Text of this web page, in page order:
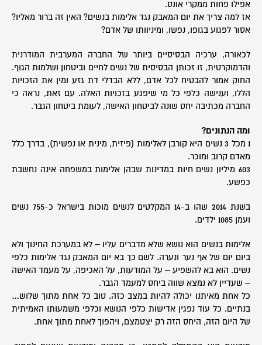
אפילו פחות ממקרי אונס.
אז למה צריך את יום המאבק נגד אלימות בנשים? האין זה ברור מאליו?
אסור לפגוע בגופו, נפשו, ומיניוותו של אדם?
לכאורה, ערכיה הבסיסיים ביותר של החברה המערבית המודרנית
והדמוקרטית, זו זכותן הבסיסית של נשים לחיים וביטחון ושלמות הגוף.
החוק אמור להבטיח לכל אדם, ללא הבדלי דת גזע ומין את הזכויות
הללו, וענישה כלפי כל מי שיפגע בזכויות האלה. עם זאת, נראה כי
החברה מכתיבה יחס שונה לביטחון האישה, לעומת ביטחון הגבר.
ומה הנתונים?
1 מכל 3 נשים היא קורבן לאלימות (פיזית, מינית או נפשית), בדרך כלל
מאדם קרוב ומוכר.
603 מיליון נשים חיות במדינות שבהן אלימות במשפחה אינה נחשבת
כפשע.
בשנת 2014 שהו ב-14 המקלטים לנשים מוכות בישראל כ-755 נשים
ועמן 1085 ילדים.
אלימות בנשים הוא נושא שלא מדברים עליו – לא במערכת החינוך ולא
ביום יום של אף נער ונערה. לשם כך בא יום המאבק נגד אלימות כלפי
נשים. הוא בא להשפיע – על המודעות, על האכיפה, על מעמד האישה
– שעדיין לא נמצא שווה ביחס למעמד הגבר.
כל אחת מאיתנו יכולה להיות במצב כזה. טוב כל אחת מתוך שלוש…
בנתיים. כל עוד נפגין אדישות כלפי הנושא וכלפי משמעותו האמיתית
של היום הזה, היחס הזה רק יצטמצם, ויהפוך לאחת מתוך אחת.